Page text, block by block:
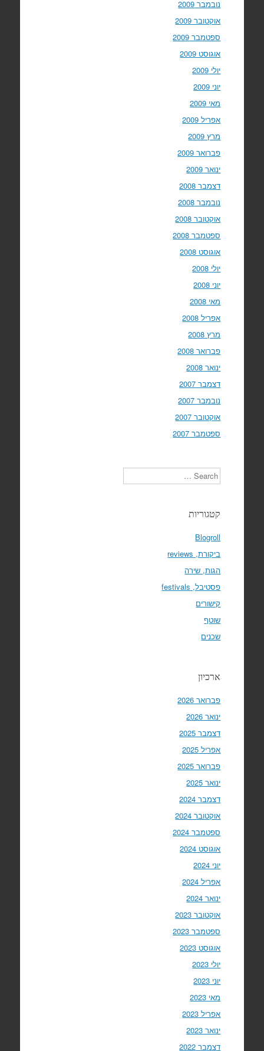
נובמבר 2009
אוקטובר 2009
ספטמבר 2009
אוגוסט 2009
יולי 2009
יוני 2009
מאי 2009
אפריל 2009
מרץ 2009
פברואר 2009
ינואר 2009
דצמבר 2008
נובמבר 2008
אוקטובר 2008
ספטמבר 2008
אוגוסט 2008
יולי 2008
יוני 2008
מאי 2008
אפריל 2008
מרץ 2008
פברואר 2008
ינואר 2008
דצמבר 2007
נובמבר 2007
אוקטובר 2007
ספטמבר 2007
Search
קטגוריות
Blogroll
ביקורת, reviews
הגות, שירה
פסטיבל, festivals
קישורים
שוטף
שכנים
ארכיון
פברואר 2026
ינואר 2026
דצמבר 2025
אפריל 2025
פברואר 2025
ינואר 2025
דצמבר 2024
אוקטובר 2024
ספטמבר 2024
אוגוסט 2024
יוני 2024
אפריל 2024
ינואר 2024
אוקטובר 2023
ספטמבר 2023
אוגוסט 2023
יולי 2023
יוני 2023
מאי 2023
אפריל 2023
ינואר 2023
דצמבר 2022